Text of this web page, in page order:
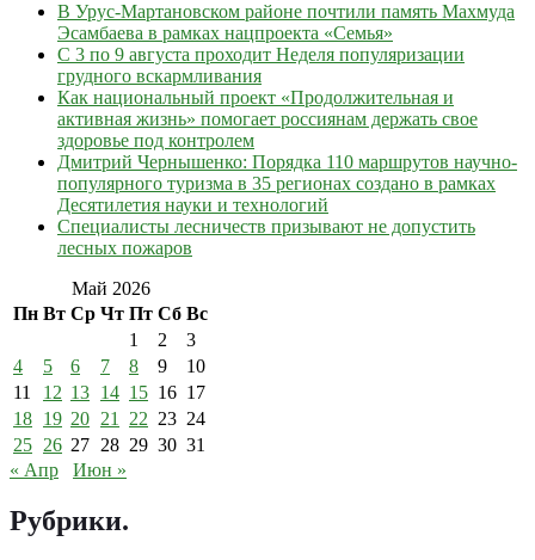
В Урус-Мартановском районе почтили память Махмуда
Эсамбаева в рамках нацпроекта «Семья»
С 3 по 9 августа проходит Неделя популяризации
грудного вскармливания
Как национальный проект «Продолжительная и
активная жизнь» помогает россиянам держать свое
здоровье под контролем
Дмитрий Чернышенко: Порядка 110 маршрутов научно-
популярного туризма в 35 регионах создано в рамках
Десятилетия науки и технологий
Специалисты лесничеств призывают не допустить
лесных пожаров
Май 2026
Пн Вт Ср Чт Пт Сб Вс
1
2
3
4
5 6 7 8 9
10
11
12 13 14 15 16 17
18 19 20 21 22 23 24
25 26 27 28 29 30 31
« Апр
Июн »
Рубрики.